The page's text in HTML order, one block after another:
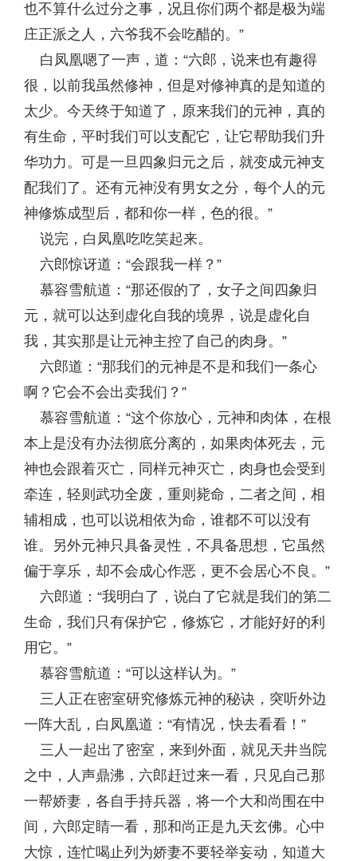
也不算什么过分之事，况且你们两个都是极为端
庄正派之人，六爷我不会吃醋的。”
白凤凰嗯了一声，道：“六郎，说来也有趣得
很，以前我虽然修神，但是对修神真的是知道的
太少。今天终于知道了，原来我们的元神，真的
有生命，平时我们可以支配它，让它帮助我们升
华功力。可是一旦四象归元之后，就变成元神支
配我们了。还有元神没有男女之分，每个人的元
神修炼成型后，都和你一样，色的很。”
说完，白凤凰吃吃笑起来。
六郎惊讶道：“会跟我一样？”
慕容雪航道：“那还假的了，女子之间四象归
元，就可以达到虚化自我的境界，说是虚化自
我，其实那是让元神主控了自己的肉身。”
六郎道：“那我们的元神是不是和我们一条心
啊？它会不会出卖我们？”
慕容雪航道：“这个你放心，元神和肉体，在根
本上是没有办法彻底分离的，如果肉体死去，元
神也会跟着灭亡，同样元神灭亡，肉身也会受到
牵连，轻则武功全废，重则毙命，二者之间，相
辅相成，也可以说相依为命，谁都不可以没有
谁。另外元神只具备灵性，不具备思想，它虽然
偏于享乐，却不会成心作恶，更不会居心不良。”
六郎道：“我明白了，说白了它就是我们的第二
生命，我们只有保护它，修炼它，才能好好的利
用它。”
慕容雪航道：“可以这样认为。”
三人正在密室研究修炼元神的秘诀，突听外边
一阵大乱，白凤凰道：“有情况，快去看看！”
三人一起出了密室，来到外面，就见天井当院
之中，人声鼎沸，六郎赶过来一看，只见自己那
一帮娇妻，各自手持兵器，将一个大和尚围在中
间，六郎定睛一看，那和尚正是九天玄佛。心中
大惊，连忙喝止列为娇妻不要轻举妄动，知道大